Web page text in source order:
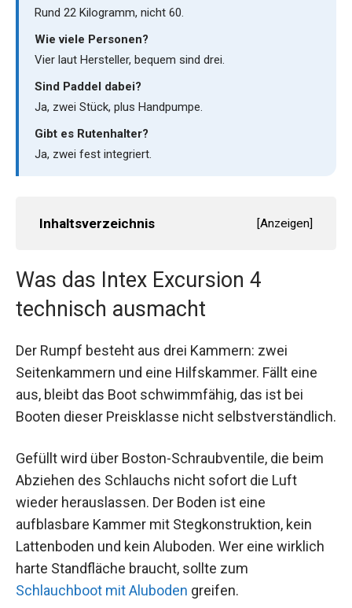
Rund 22 Kilogramm, nicht 60.
Wie viele Personen?
Vier laut Hersteller, bequem sind drei.
Sind Paddel dabei?
Ja, zwei Stück, plus Handpumpe.
Gibt es Rutenhalter?
Ja, zwei fest integriert.
Inhaltsverzeichnis [Anzeigen]
Was das Intex Excursion 4
technisch ausmacht
Der Rumpf besteht aus drei Kammern: zwei
Seitenkammern und eine Hilfskammer. Fällt eine
aus, bleibt das Boot schwimmfähig, das ist bei
Booten dieser Preisklasse nicht selbstverständlich.
Gefüllt wird über Boston-Schraubventile, die beim
Abziehen des Schlauchs nicht sofort die Luft
wieder herauslassen. Der Boden ist eine
aufblasbare Kammer mit Stegkonstruktion, kein
Lattenboden und kein Aluboden. Wer eine wirklich
harte Standfläche braucht, sollte zum
Schlauchboot mit Aluboden greifen.